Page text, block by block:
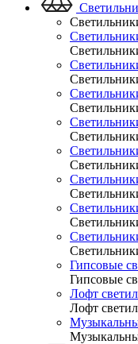
Гипсовые
Гипсовые
Лофт
Лофт